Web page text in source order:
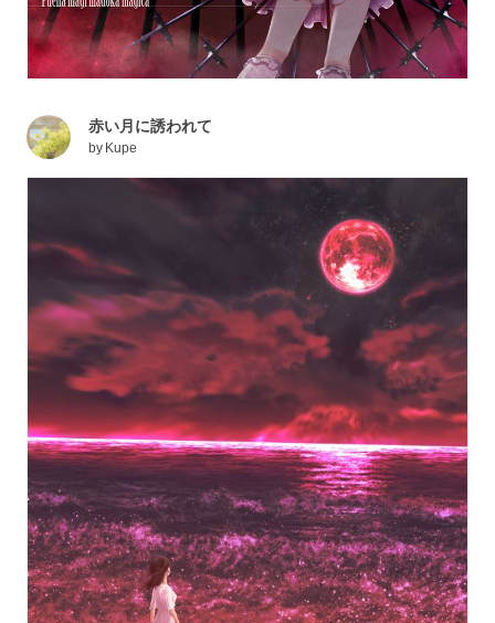
赤い月に誘われて
by Kupe